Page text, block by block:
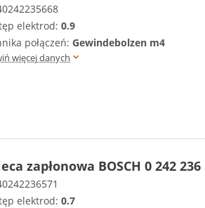
elektrod: 0.9
połączeń: Gewindebolzen m4
więcej danych
zapłonowa BOSCH 0 242 236
elektrod: 0.7